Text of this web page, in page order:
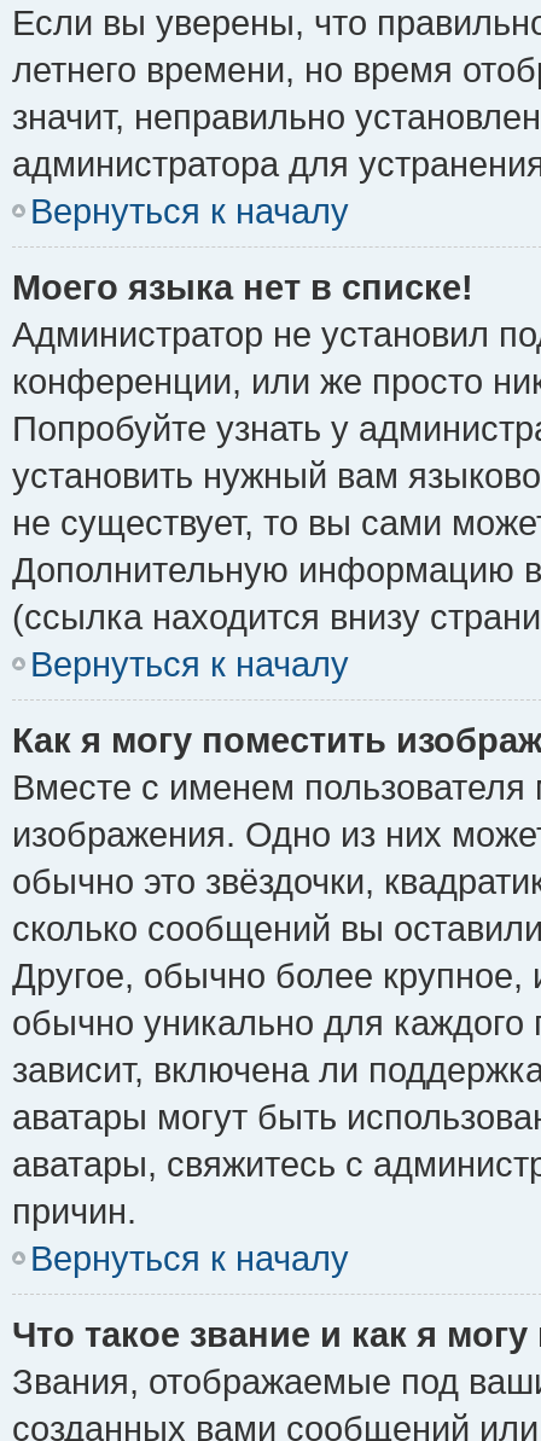
Если вы уверены, что
летнего времени, но время
значит, неправильно
администратора для
Вернуться к началу
Моего языка нет в списке!
Администратор не установил
конференции, или же просто
Попробуйте узнать у
установить нужный вам
не существует, то вы сами
Дополнительную информацию
(ссылка находится внизу
Вернуться к началу
Как я могу поместить
Вместе с именем пользователя
изображения. Одно из них
обычно это звёздочки,
сколько сообщений вы
Другое, обычно более крупное,
обычно уникально для каждого
зависит, включена ли
аватары могут быть
аватары, свяжитесь с
причин.
Вернуться к началу
Что такое звание и как я
Звания, отображаемые под
созданных вами сообщений